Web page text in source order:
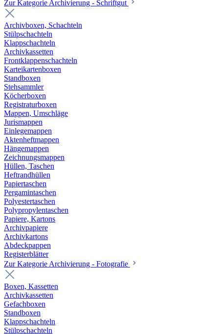
Zur Kategorie Archivierung - Schriftgut
Archivboxen, Schachteln
Stülpschachteln
Klappschachteln
Archivkassetten
Frontklappenschachteln
Karteikartenboxen
Standboxen
Stehsammler
Köcherboxen
Registraturboxen
Mappen, Umschläge
Jurismappen
Einlegemappen
Aktenheftmappen
Hängemappen
Zeichnungsmappen
Hüllen, Taschen
Heftrandhüllen
Papiertaschen
Pergamintaschen
Polyestertaschen
Polypropylentaschen
Papiere, Kartons
Archivpapiere
Archivkartons
Abdeckpappen
Registerblätter
Zur Kategorie Archivierung - Fotografie
Boxen, Kassetten
Archivkassetten
Gefachboxen
Standboxen
Klappschachteln
Stülpschachteln